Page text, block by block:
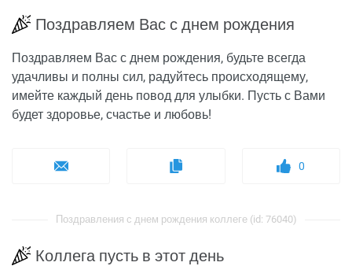
Поздравляем Вас с днем рождения
Поздравляем Вас с днем рождения, будьте всегда
удачливы и полны сил, радуйтесь происходящему,
имейте каждый день повод для улыбки. Пусть с Вами
будет здоровье, счастье и любовь!
0
Поздравления с днем рождения коллеге (id: 76040)
Коллега пусть в этот день